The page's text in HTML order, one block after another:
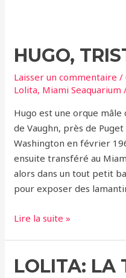
HUGO,
Laisser un commentaire /
Lolita, Miami Seaquarium
Hugo est une orque mâle
de Vaughn, près de Puget
Washington en février
ensuite transféré au
alors dans un tout petit
pour exposer des
HUGO,
Lire la suite »
LOLITA: LA